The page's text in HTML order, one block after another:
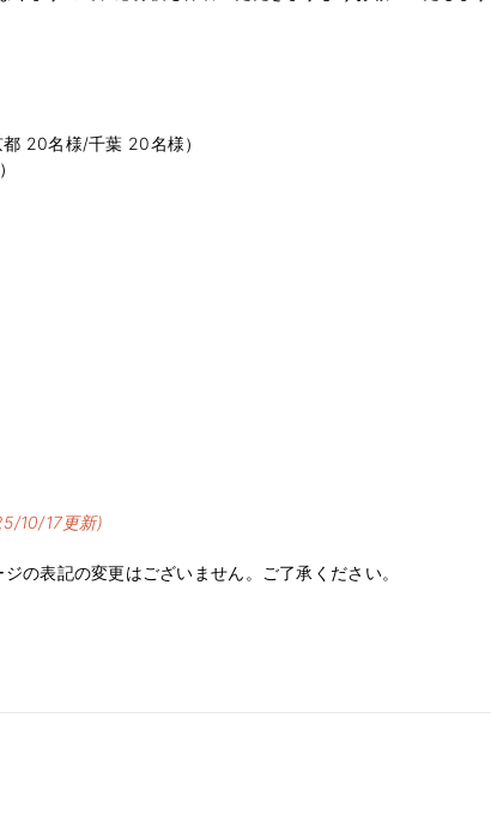
20名様/千葉 20名様）
10/17更新)
の表記の変更はございません。ご了承ください。